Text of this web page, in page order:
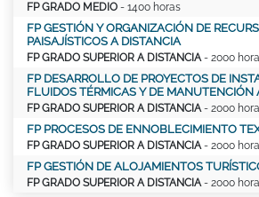
FP GRADO MEDIO - 1400 horas
FP GESTIÓN Y ORGANIZACIÓN DE
PAISAJÍSTICOS A DISTANCIA
FP GRADO SUPERIOR A DISTANCIA- 2000
FP DESARROLLO DE PROYECTOS DE
FLUIDOS TÉRMICAS Y DE MANUTENCIÓN
FP GRADO SUPERIOR A DISTANCIA- 2000
FP PROCESOS DE ENNOBLECIMIENTO
FP GRADO SUPERIOR A DISTANCIA- 2000
FP GESTIÓN DE ALOJAMIENTOS
FP GRADO SUPERIOR A DISTANCIA- 2000